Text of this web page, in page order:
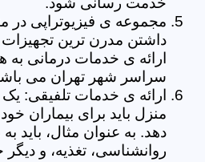
مجموعه ی فیزیوتراپی در
داشتن مدرن ترین تجهیزات
ارائه ی خدمات درمانی به
سراسر شهر تهران می
ارائه ی خدمات تلفیقی: یک
منزل باید برای بیماران
دهد. به عنوان مثال، باید
روانشناسی، تغذیه، و